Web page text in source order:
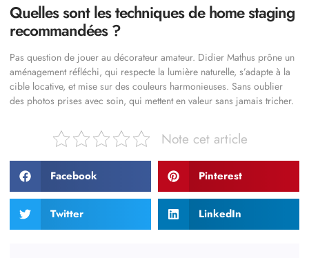
Quelles sont les techniques de home staging
recommandées ?
Pas question de jouer au décorateur amateur. Didier Mathus prône un
aménagement réfléchi, qui respecte la lumière naturelle, s’adapte à la
cible locative, et mise sur des couleurs harmonieuses. Sans oublier
des photos prises avec soin, qui mettent en valeur sans jamais tricher.
Note cet article
Facebook Pinterest
Twitter LinkedIn